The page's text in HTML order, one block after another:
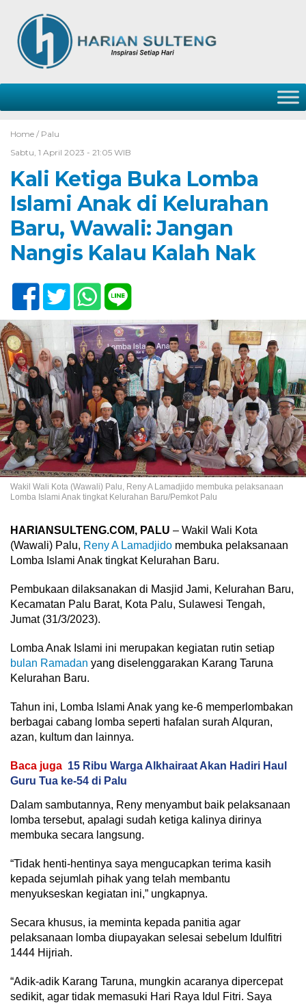
Home / Palu
Sabtu, 1 April 2023 - 21:05 WIB
Kali Ketiga Buka Lomba
Islami Anak di Kelurahan
Baru, Wawali: Jangan
Nangis Kalau Kalah Nak
Wakil Wali Kota (Wawali) Palu, Reny A Lamadjido membuka pelaksanaan
Lomba Islami Anak tingkat Kelurahan Baru/Pemkot Palu
HARIANSULTENG.COM, PALU – Wakil Wali Kota
(Wawali) Palu, Reny A Lamadjido membuka pelaksanaan
Lomba Islami Anak tingkat Kelurahan Baru.
Pembukaan dilaksanakan di Masjid Jami, Kelurahan Baru,
Kecamatan Palu Barat, Kota Palu, Sulawesi Tengah,
Jumat (31/3/2023).
Lomba Anak Islami ini merupakan kegiatan rutin setiap
bulan Ramadan yang diselenggarakan Karang Taruna
Kelurahan Baru.
Tahun ini, Lomba Islami Anak yang ke-6 memperlombakan
berbagai cabang lomba seperti hafalan surah Alquran,
azan, kultum dan lainnya.
Baca juga 15 Ribu Warga Alkhairaat Akan Hadiri Haul
Guru Tua ke-54 di Palu
Dalam sambutannya, Reny menyambut baik pelaksanaan
lomba tersebut, apalagi sudah ketiga kalinya dirinya
membuka secara langsung.
“Tidak henti-hentinya saya mengucapkan terima kasih
kepada sejumlah pihak yang telah membantu
menyukseskan kegiatan ini,” ungkapnya.
Secara khusus, ia meminta kepada panitia agar
pelaksanaan lomba diupayakan selesai sebelum Idulfitri
1444 Hijriah.
“Adik-adik Karang Taruna, mungkin acaranya dipercepat
sedikit, agar tidak memasuki Hari Raya Idul Fitri. Saya